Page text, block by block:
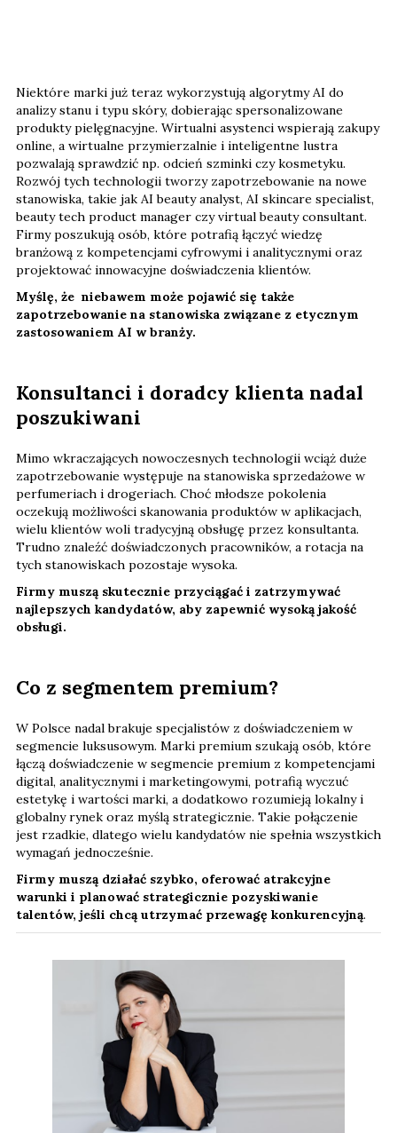
Niektóre marki już teraz wykorzystują algorytmy AI do
analizy stanu i typu skóry, dobierając spersonalizowane
produkty pielęgnacyjne. Wirtualni asystenci wspierają zakupy
online, a wirtualne przymierzalnie i inteligentne lustra
pozwalają sprawdzić np. odcień szminki czy kosmetyku.
Rozwój tych technologii tworzy zapotrzebowanie na nowe
stanowiska, takie jak AI beauty analyst, AI skincare specialist,
beauty tech product manager czy virtual beauty consultant.
Firmy poszukują osób, które potrafią łączyć wiedzę
branżową z kompetencjami cyfrowymi i analitycznymi oraz
projektować innowacyjne doświadczenia klientów.
Myślę, że niebawem może pojawić się także
zapotrzebowanie na stanowiska związane z etycznym
zastosowaniem AI w branży.
Konsultanci i doradcy klienta nadal
poszukiwani
Mimo wkraczających nowoczesnych technologii wciąż duże
zapotrzebowanie występuje na stanowiska sprzedażowe w
perfumeriach i drogeriach. Choć młodsze pokolenia
oczekują możliwości skanowania produktów w aplikacjach,
wielu klientów woli tradycyjną obsługę przez konsultanta.
Trudno znaleźć doświadczonych pracowników, a rotacja na
tych stanowiskach pozostaje wysoka.
Firmy muszą skutecznie przyciągać i zatrzymywać
najlepszych kandydatów, aby zapewnić wysoką jakość
obsługi.
Co z segmentem premium?
W Polsce nadal brakuje specjalistów z doświadczeniem w
segmencie luksusowym. Marki premium szukają osób, które
łączą doświadczenie w segmencie premium z kompetencjami
digital, analitycznymi i marketingowymi, potrafią wyczuć
estetykę i wartości marki, a dodatkowo rozumieją lokalny i
globalny rynek oraz myślą strategicznie. Takie połączenie
jest rzadkie, dlatego wielu kandydatów nie spełnia wszystkich
wymagań jednocześnie.
Firmy muszą działać szybko, oferować atrakcyjne
warunki i planować strategicznie pozyskiwanie
talentów, jeśli chcą utrzymać przewagę konkurencyjną.